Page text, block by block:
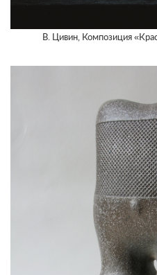
В. Цивин, Композиция